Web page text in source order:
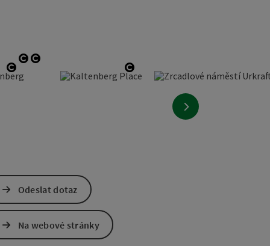
otevřít copyright
otevřít copyright
otevřít copyright
otevřít copyright
nächstes Element
Odeslat dotaz
Na webové stránky